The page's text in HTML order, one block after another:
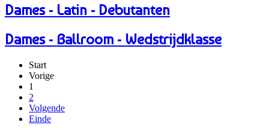
Dames - Latin - Debutanten
Dames - Ballroom - Wedstrijdklasse
Start
Vorige
1
2
Volgende
Einde